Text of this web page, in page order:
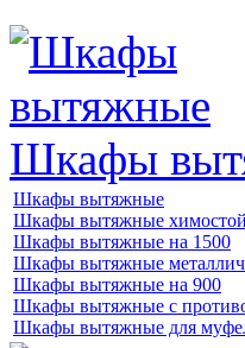
Шкафы
Шкафы вытяжные
Шкафы вытяжные
Шкафы вытяжные на 1500
Шкафы вытяжные
Шкафы вытяжные на 900
Шкафы вытяжные с
Шкафы вытяжные для